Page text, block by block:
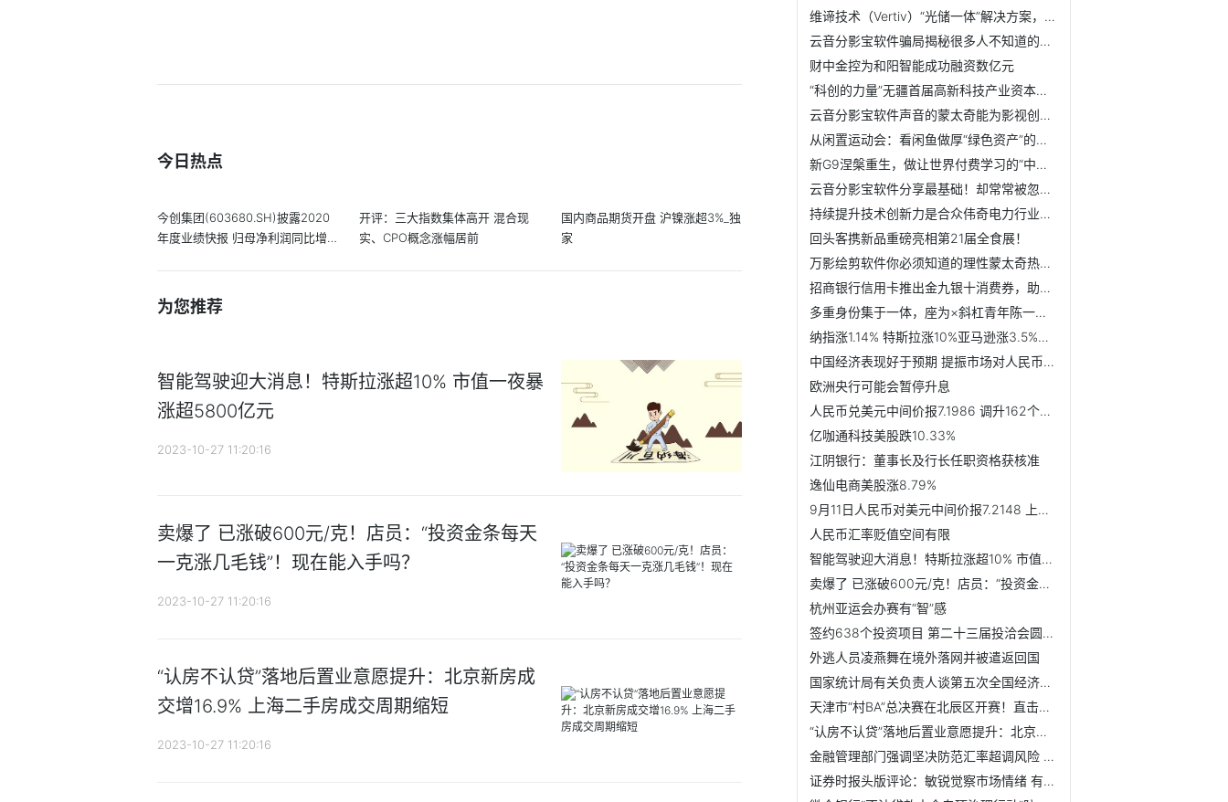
今日热点
今创集团(603680.SH)披露2020
年度业绩快报 归母净利润同比增
开评：三大指数集体高开 混合现
实、CPO概念涨幅居前
国内商品期货开盘 沪镍涨超3%_独
家
为您推荐
智能驾驶迎大消息！特斯拉涨超10% 市值一夜暴
涨超5800亿元
2023-10-27 11:20:16
卖爆了 已涨破600元/克！店员：“投资金条每天
一克涨几毛钱”！现在能入手吗？
2023-10-27 11:20:16
“认房不认贷”落地后置业意愿提升：北京新房成
交增16.9% 上海二手房成交周期缩短
2023-10-27 11:20:16
维谛技术（Vertiv）“光储一体”解决方案，帮助零碳园区管好...
云音分影宝软件骗局揭秘很多人不知道的套路
财中金控为和阳智能成功融资数亿元
“科创的力量”无疆首届高新科技产业资本峰会暨“科创的未来...
云音分影宝软件声音的蒙太奇能为影视创作带来什么
从闲置运动会：看闲鱼做厚“绿色资产”的方法论
新G9涅槃重生，做让世界付费学习的“中国高端样板”
云音分影宝软件分享最基础！却常常被忽视的剪辑实操5步
持续提升技术创新力是合众伟奇电力行业出圈法门
回头客携新品重磅亮相第21届全食展！
万影绘剪软件你必须知道的理性蒙太奇热知识
招商银行信用卡推出金九银十消费券，助力扩内需、促消费
多重身份集于一体，座为×斜杠青年陈一中讲述人生的“撒野”...
纳指涨1.14% 特斯拉涨10%亚马逊涨3.5%阿里跌1.5%
中国经济表现好于预期 提振市场对人民币的信心
欧洲央行可能会暂停升息
人民币兑美元中间价报7.1986 调升162个基点
亿咖通科技美股跌10.33%
江阴银行：董事长及行长任职资格获核准
逸仙电商美股涨8.79%
9月11日人民币对美元中间价报7.2148 上调2个基点
人民币汇率贬值空间有限
智能驾驶迎大消息！特斯拉涨超10% 市值一夜暴涨超5800亿元
卖爆了 已涨破600元/克！店员：“投资金条每天一克涨几毛钱...
杭州亚运会办赛有“智”感
签约638个投资项目 第二十三届投洽会圆满落幕
外逃人员凌燕舞在境外落网并被遣返回国
国家统计局有关负责人谈第五次全国经济普查进展
天津市“村BA”总决赛在北辰区开赛！直击揭幕战！
“认房不认贷”落地后置业意愿提升：北京新房成交增16.9% 上...
金融管理部门强调坚决防范汇率超调风险 人民币汇率应声反弹...
证券时报头版评论：敏锐觉察市场情绪 有效放大政策“好声音”